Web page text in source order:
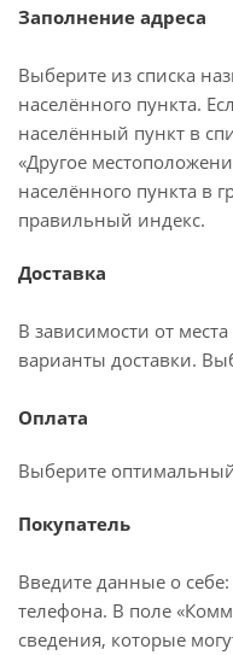
Заполнение адреса
Выберите из списка
населённого пункта.
населённый пункт в
«Другое
населённого пункта в
правильный индекс.
Доставка
В зависимости от
варианты доставки.
Оплата
Выберите
Покупатель
Введите данные о
телефона. В поле
сведения, которые